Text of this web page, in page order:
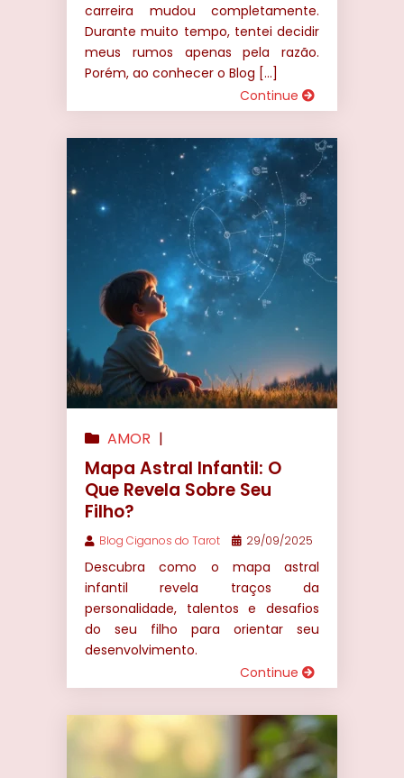
carreira mudou completamente.
Durante muito tempo, tentei decidir
meus rumos apenas pela razão.
Porém, ao conhecer o Blog […]
Continue
AMOR |
AUTOCONHECIMENTO |BANHOS
ENERGÉTICOS |BARALHOS
ESTAR
TARÔ ONLINE |ESPIRITUALIDADE
|FINANCEIRO |HORÓSCOPO |
MAGIAS
MARIA MULAMBO
MEDITAÇÃO
|ORÁCULOS
|
PEDRAS E CRISTAIS
PREVISÃO
DO TAROT PARA 2027
PREVISÕES NO
RELACIONAMENTOS
RITUAIS |
SIMPATIAS | SIMPATIAS
|
Mapa Astral Infantil: O
Que Revela Sobre Seu
Filho?
Blog Ciganos do Tarot 29/09/2025
Descubra como o mapa astral
infantil revela traços da
personalidade, talentos e desafios
do seu filho para orientar seu
desenvolvimento.
Continue